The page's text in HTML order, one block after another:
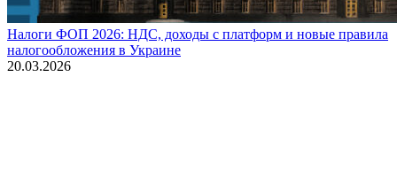
Налоги ФОП 2026: НДС, доходы с платформ и новые правила
налогообложения в Украине
20.03.2026